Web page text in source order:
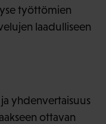
työttömien
laadulliseen
yhdenvertaisuus
ottavan